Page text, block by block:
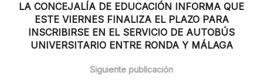
LA CONCEJALÍA DE EDUCACIÓN INFORMA QUE
ESTE VIERNES FINALIZA EL PLAZO PARA
INSCRIBIRSE EN EL SERVICIO DE AUTOBÚS
UNIVERSITARIO ENTRE RONDA Y MÁLAGA
Siguiente publicación